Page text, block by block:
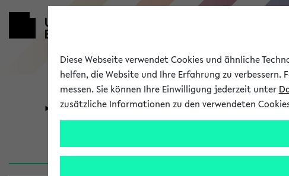
Universität Forschung
Diese Webseite verwendet Cookies und ähnliche
helfen, die Website und Ihre Erfahrung zu
messen. Sie können Ihre Einwilligung jederzeit unter
zusätzliche Informationen zu den verwendeten